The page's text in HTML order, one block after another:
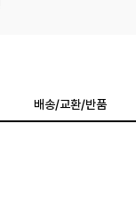
배송/교환/반품